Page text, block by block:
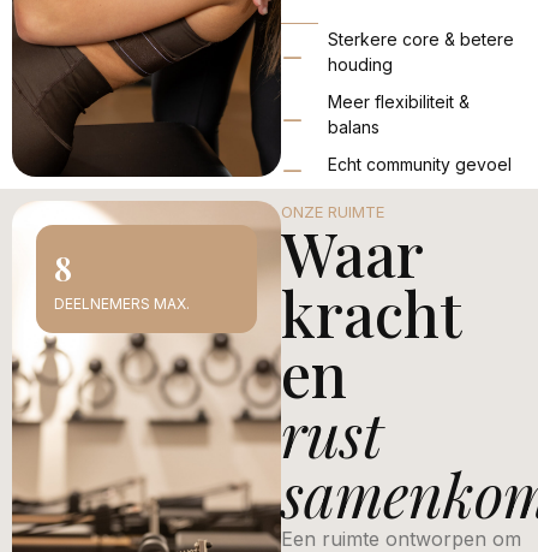
Sterkere core & betere
houding
Meer flexibiliteit &
balans
Echt community gevoel
8
DEELNEMERS MAX.
ONZE RUIMTE
Waar
kracht
en
rust
Een ruimte ontworpen om